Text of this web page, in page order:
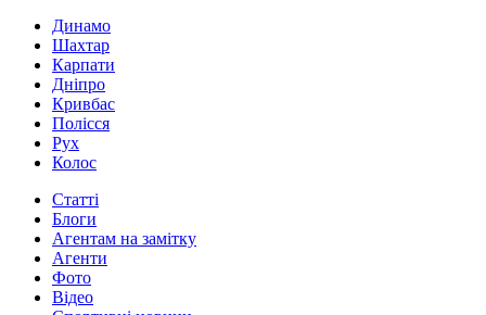
Динамо
Шахтар
Карпати
Дніпро
Кривбас
Полісся
Рух
Колос
Статті
Блоги
Агентам на замітку
Агенти
Фото
Відео